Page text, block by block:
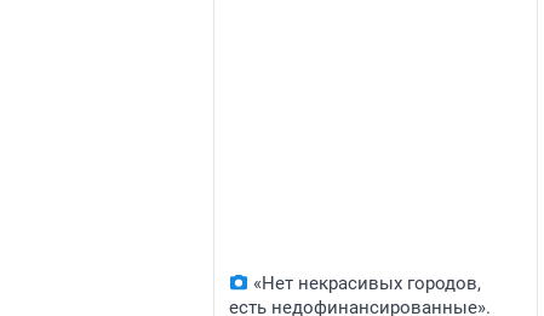
«Нет некрасивых городов,
есть недофинансированные».